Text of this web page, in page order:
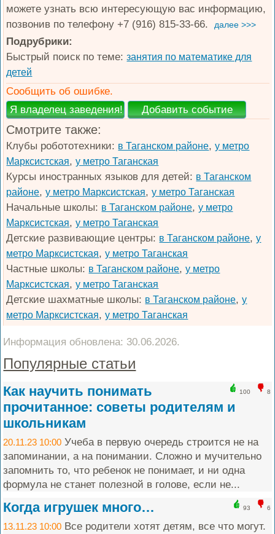
можете узнать всю интересующую вас информацию,
позвонив по телефону +7 (916) 815-33-66.
далее >>>
Подрубрики:
Быстрый поиск по теме:занятия по математике для
детей
Сообщить об ошибке.
Смотрите также:
Клубы робототехники: в Таганском районе,у метро
Марксистская,у метро Таганская
Курсы иностранных языков для детей: в Таганском
районе,у метро Марксистская,у метро Таганская
Начальные школы: в Таганском районе,у метро
Марксистская,у метро Таганская
Детские развивающие центры: в Таганском районе,у
метро Марксистская,у метро Таганская
Частные школы: в Таганском районе,у метро
Марксистская,у метро Таганская
Детские шахматные школы: в Таганском районе,у
метро Марксистская,у метро Таганская
Информация обновлена: 30.06.2026.
Популярные статьи
100 8
Как научить понимать
прочитанное: советы родителям и
школьникам
20.11.23 10:00 Учеба в первую очередь строится не на
запоминании, а на понимании. Сложно и мучительно
запомнить то, что ребенок не понимает, и ни одна
формула не станет полезной в голове, если не...
93 6
Когда игрушек много…
13.11.23 10:00 Все родители хотят детям, все что могут.